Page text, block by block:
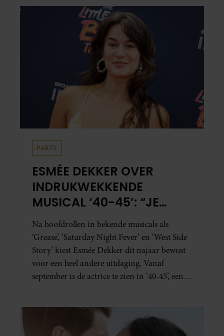
PARTY
ESMÉE DEKKER OVER
INDRUKWEKKENDE
MUSICAL ‘40-45’: “JE
BESEFT INEENS HOE
KOSTBAAR VRIJHEID IS”
Na hoofdrollen in bekende musicals als
‘Grease’, ‘Saturday Night Fever’ en ‘West Side
Story’ kiest Esmée Dekker dit najaar bewust
voor een heel andere uitdaging. Vanaf
september is de actrice te zien in ‘40-45’, een
een voorstelling die niet alleen raakt, maar
het publiek ook aan het denken zet.